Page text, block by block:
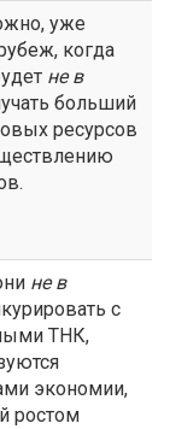
уже
когда
не в
больший
ресурсов
не в
с
ТНК,
экономии,
ростом